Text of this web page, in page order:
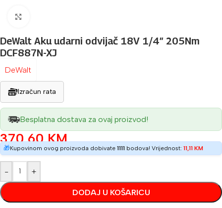
DeWalt Aku udarni odvijač 18V 1/4″ 205Nm
DCF887N-XJ
DeWalt
Izračun rata
Besplatna dostava za ovaj proizvod!
370,60KM
🎁Kupovinom ovog proizvoda dobivate 1111 bodova! Vrijednost: 11,11 KM
- +
DODAJ U KOŠARICU